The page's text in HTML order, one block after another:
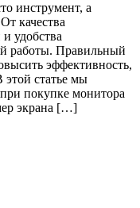
инструмент, а
качества
удобства
работы. Правильный
эффективность,
этой статье мы
покупке монитора
экрана […]